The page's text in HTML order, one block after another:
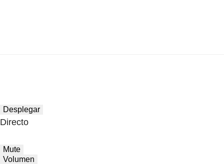
Desplegar
Directo
Mute
Volumen